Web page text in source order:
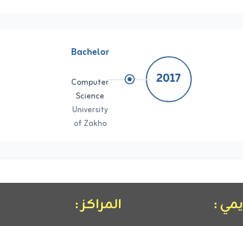
2017
Bachelor
Computer
Science
University
of Zakho
: المراكز :